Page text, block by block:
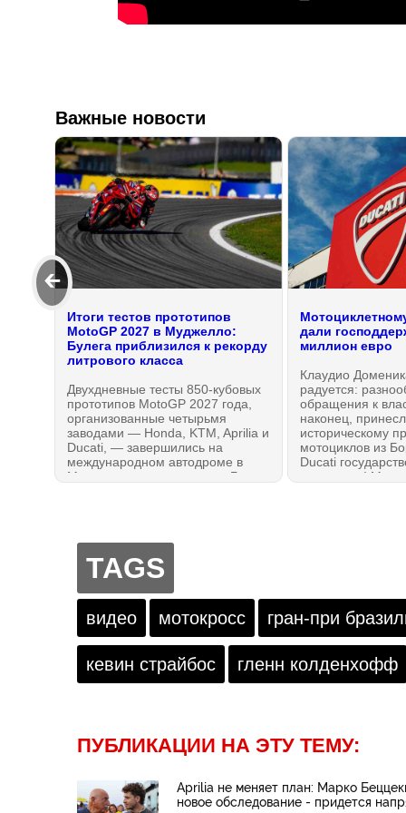
Важные новости
🡰
Итоги тестов прототипов
MotoGP 2027 в Муджелло:
Булега приблизился к рекорду
литрового класса
Двухдневные тесты 850-кубовых
прототипов MotoGP 2027 года,
организованные четырьмя
заводами — Honda, KTM, Aprilia и
Ducati, — завершились на
международном автодроме в
Муджелло, где проводится Гран-
Булега снова удивил.
дали
миллион евро
Клаудио
радуется:
обращения к
наконец,
историческому
мотоциклов из
Ducati
поддержку!
TAGS
видео мотокросс гран-при
кевин страйбос гленн колденхофф
ПУБЛИКАЦИИ НА ЭТУ ТЕМУ:
Aprilia не меняет план: Марко
новое обследование - придется